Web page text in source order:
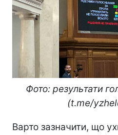
Фото: результати
(t.me/
Варто зазначити, що